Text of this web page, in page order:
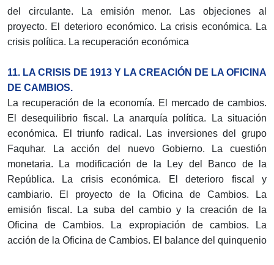
del circulante. La emisión menor. Las objeciones al
proyecto. El deterioro económico. La crisis económica. La
crisis política. La recuperación económica
11. LA CRISIS DE 1913 Y LA CREACIÓN DE LA OFICINA
DE CAMBIOS.
La recuperación de la economía. El mercado de cambios.
El desequilibrio fiscal. La anarquía política. La situación
económica. El triunfo radical. Las inversiones del grupo
Faquhar. La acción del nuevo Gobierno. La cuestión
monetaria. La modificación de la Ley del Banco de la
República. La crisis económica. El deterioro fiscal y
cambiario. El proyecto de la Oficina de Cambios. La
emisión fiscal. La suba del cambio y la creación de la
Oficina de Cambios. La expropiación de cambios. La
acción de la Oficina de Cambios. El balance del quinquenio